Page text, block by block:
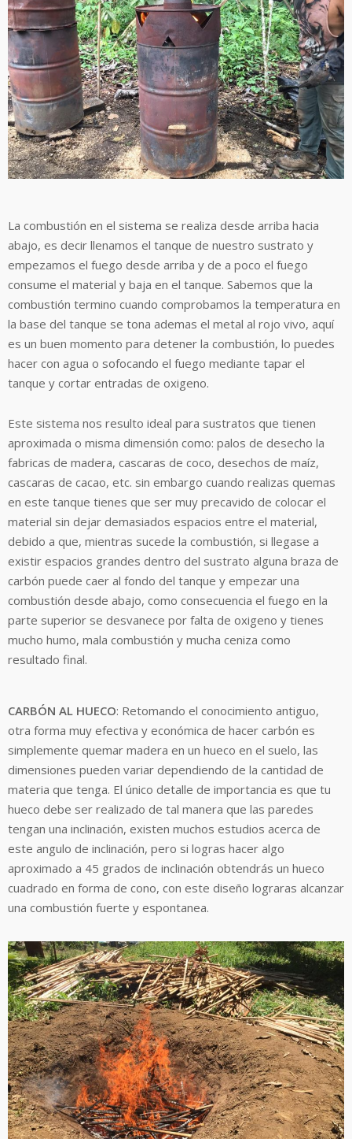
La combustión en el sistema se realiza desde arriba hacia
abajo, es decir llenamos el tanque de nuestro sustrato y
empezamos el fuego desde arriba y de a poco el fuego
consume el material y baja en el tanque. Sabemos que la
combustión termino cuando comprobamos la temperatura en
la base del tanque se tona ademas el metal al rojo vivo, aquí
es un buen momento para detener la combustión, lo puedes
hacer con agua o sofocando el fuego mediante tapar el
tanque y cortar entradas de oxigeno.
Este sistema nos resulto ideal para sustratos que tienen
aproximada o misma dimensión como: palos de desecho la
fabricas de madera, cascaras de coco, desechos de maíz,
cascaras de cacao, etc. sin embargo cuando realizas quemas
en este tanque tienes que ser muy precavido de colocar el
material sin dejar demasiados espacios entre el material,
debido a que, mientras sucede la combustión, si llegase a
existir espacios grandes dentro del sustrato alguna braza de
carbón puede caer al fondo del tanque y empezar una
combustión desde abajo, como consecuencia el fuego en la
parte superior se desvanece por falta de oxigeno y tienes
mucho humo, mala combustión y mucha ceniza como
resultado final.
CARBÓN AL HUECO: Retomando el conocimiento antiguo,
otra forma muy efectiva y económica de hacer carbón es
simplemente quemar madera en un hueco en el suelo, las
dimensiones pueden variar dependiendo de la cantidad de
materia que tenga. El único detalle de importancia es que tu
hueco debe ser realizado de tal manera que las paredes
tengan una inclinación, existen muchos estudios acerca de
este angulo de inclinación, pero si logras hacer algo
aproximado a 45 grados de inclinación obtendrás un hueco
cuadrado en forma de cono, con este diseño lograras alcanzar
una combustión fuerte y espontanea.